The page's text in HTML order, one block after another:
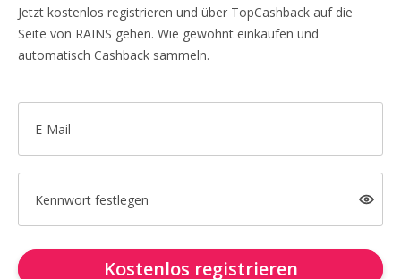
Jetzt kostenlos registrieren und über TopCashback auf die
Seite von RAINS gehen. Wie gewohnt einkaufen und
automatisch Cashback sammeln.
E-Mail
Kennwort festlegen
Kostenlos registrieren